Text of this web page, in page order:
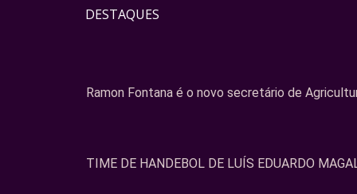
DESTAQUES
Ramon Fontana é o novo secretário de
TIME DE HANDEBOL DE LUÍS EDUARDO